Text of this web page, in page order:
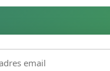
(wymagany)